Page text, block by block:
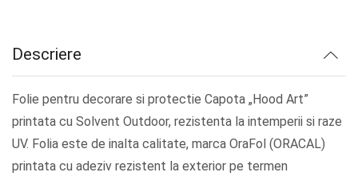
Descriere
Folie pentru decorare si protectie Capota „Hood Art”
printata cu Solvent Outdoor, rezistenta la intemperii si raze
UV. Folia este de inalta calitate, marca OraFol (ORACAL)
printata cu adeziv rezistent la exterior pe termen